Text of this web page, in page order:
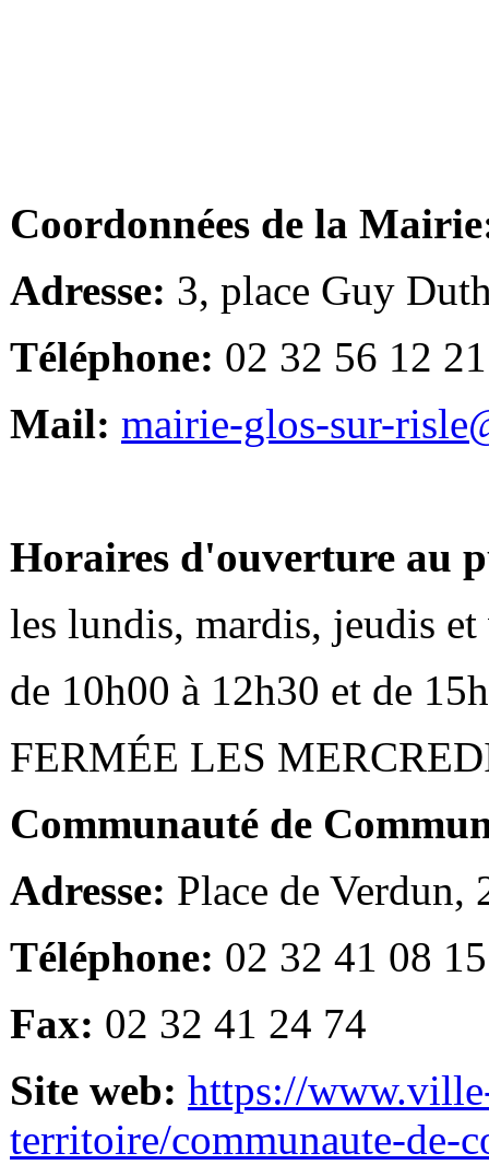
Coordonnées de la
Adresse: 3, place Guy
Téléphone: 02 32 56 12 21
Mail: mairie-glos-sur-
Horaires d'ouverture au
les lundis, mardis, jeudis et
de 10h00 à 12h30 et de
FERMÉE LES
Communauté de
Adresse: Place de Verdun,
Téléphone: 02 32 41 08 15
Fax: 02 32 41 24 74
Site web: https://
territoire/communaute-de-